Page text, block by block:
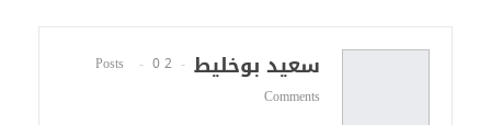
سعيد بوخليط 2 Posts
0
Comments